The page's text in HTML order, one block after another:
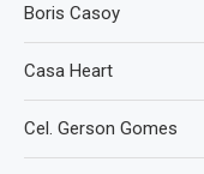
Boris Casoy
Casa Heart
Cel. Gerson Gomes